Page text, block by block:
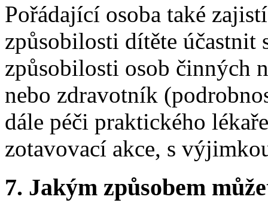
Pořádající osoba také
způsobilosti dítěte účastnit
způsobilosti osob činných
nebo zdravotník
dále péči praktického
zotavovací akce, s
7. Jakým způsobem